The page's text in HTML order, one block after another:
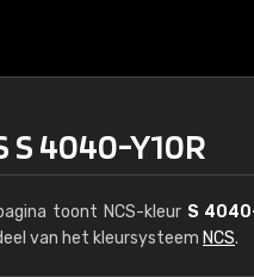
S 4040-Y10R
toont NCS-kleur S
van het kleursysteem NCS.